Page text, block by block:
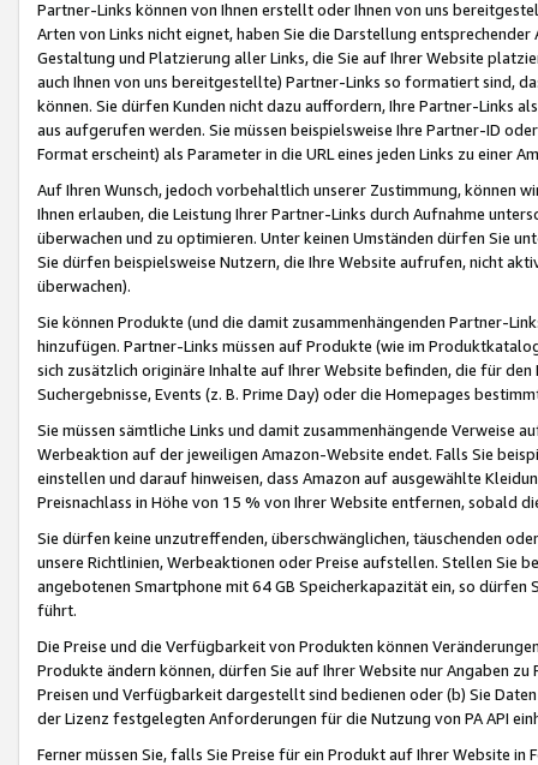
Partner-Links können von Ihnen erstellt oder Ihnen von uns
Arten von Links nicht eignet, haben Sie die Darstellung
Gestaltung und Platzierung aller Links, die Sie auf Ihrer Website
auch Ihnen von uns bereitgestellte) Partner-Links so formatiert sind,
können. Sie dürfen Kunden nicht dazu auffordern, Ihre Partner-Links
aus aufgerufen werden. Sie müssen beispielsweise Ihre Partner-ID
Format erscheint) als Parameter in die URL eines jeden Links zu einer
Auf Ihren Wunsch, jedoch vorbehaltlich unserer Zustimmung, können
Ihnen erlauben, die Leistung Ihrer Partner-Links durch Aufnahme
überwachen und zu optimieren. Unter keinen Umständen dürfen Sie
Sie dürfen beispielsweise Nutzern, die Ihre Website aufrufen, nicht
überwachen).
Sie können Produkte (und die damit zusammenhängenden Partner-
hinzufügen. Partner-Links müssen auf Produkte (wie im
sich zusätzlich originäre Inhalte auf Ihrer Website befinden, die für
Suchergebnisse, Events (z. B. Prime Day) oder die Homepages
Sie müssen sämtliche Links und damit zusammenhängende
Werbeaktion auf der jeweiligen Amazon-Website endet. Falls Sie
einstellen und darauf hinweisen, dass Amazon auf ausgewählte
Preisnachlass in Höhe von 15 % von Ihrer Website entfernen, sobald
Sie dürfen keine unzutreffenden, überschwänglichen, täuschenden
unsere Richtlinien, Werbeaktionen oder Preise aufstellen. Stellen Sie
angebotenen Smartphone mit 64 GB Speicherkapazität ein, so dürfen
führt.
Die Preise und die Verfügbarkeit von Produkten können
Produkte ändern können, dürfen Sie auf Ihrer Website nur Angaben
Preisen und Verfügbarkeit dargestellt sind bedienen oder (b) Sie
der Lizenz festgelegten Anforderungen für die Nutzung von PA API
Ferner müssen Sie, falls Sie Preise für ein Produkt auf Ihrer Website